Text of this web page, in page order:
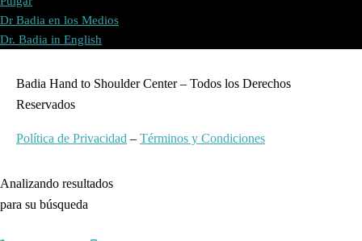
Dr Badia en los Medios
Dr. Badia in English
Badia Hand to Shoulder Center – Todos los Derechos
Reservados
Política de Privacidad – Términos y Condiciones
Analizando resultados
para su búsqueda